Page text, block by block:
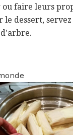
faire leurs
le dessert,